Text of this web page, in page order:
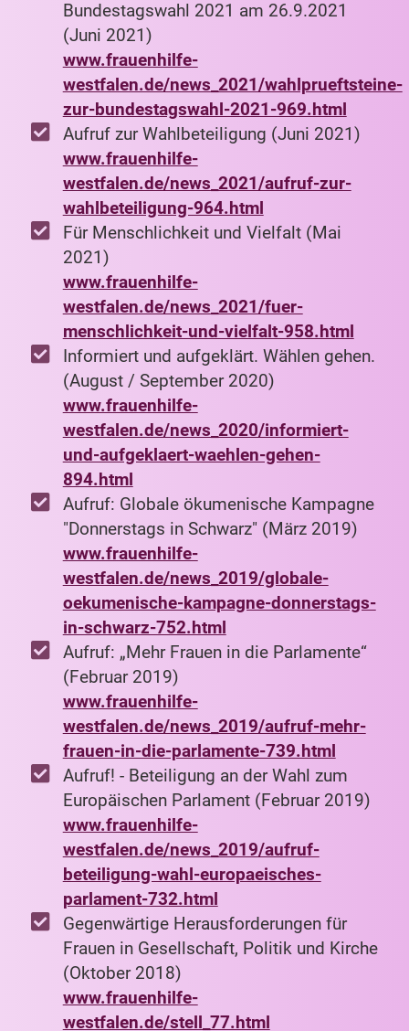
Bundestagswahl 2021 am 26.9.2021
(Juni 2021)
www.frauenhilfe-
westfalen.de/news_2021/wahlprueftsteine-
zur-bundestagswahl-2021-969.html
Aufruf zur Wahlbeteiligung (Juni 2021)
www.frauenhilfe-
westfalen.de/news_2021/aufruf-zur-
wahlbeteiligung-964.html
Für Menschlichkeit und Vielfalt (Mai
2021)
www.frauenhilfe-
westfalen.de/news_2021/fuer-
menschlichkeit-und-vielfalt-958.html
Informiert und aufgeklärt. Wählen gehen.
(August / September 2020)
www.frauenhilfe-
westfalen.de/news_2020/informiert-
und-aufgeklaert-waehlen-gehen-
894.html
Aufruf: Globale ökumenische Kampagne
"Donnerstags in Schwarz" (März 2019)
www.frauenhilfe-
westfalen.de/news_2019/globale-
oekumenische-kampagne-donnerstags-
in-schwarz-752.html
Aufruf: „Mehr Frauen in die Parlamente“
(Februar 2019)
www.frauenhilfe-
westfalen.de/news_2019/aufruf-mehr-
frauen-in-die-parlamente-739.html
Aufruf! - Beteiligung an der Wahl zum
Europäischen Parlament (Februar 2019)
www.frauenhilfe-
westfalen.de/news_2019/aufruf-
beteiligung-wahl-europaeisches-
parlament-732.html
Gegenwärtige Herausforderungen für
Frauen in Gesellschaft, Politik und Kirche
(Oktober 2018)
www.frauenhilfe-
westfalen.de/stell_77.html